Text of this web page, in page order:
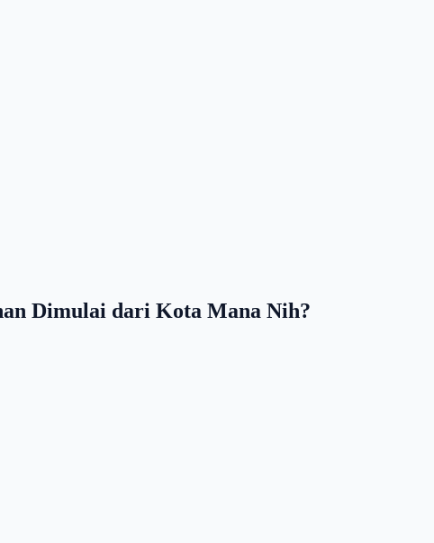
Dimulai dari Kota Mana Nih?